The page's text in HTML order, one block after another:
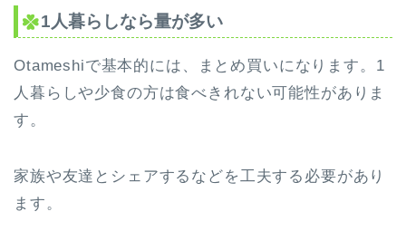
1人暮らしなら量が多い
Otameshiで基本的には、まとめ買いになります。1
人暮らしや少食の方は食べきれない可能性がありま
す。
家族や友達とシェアするなどを工夫する必要があり
ます。